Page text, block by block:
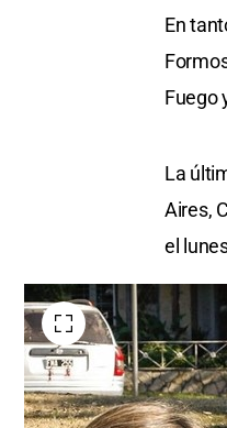
En
Fuego
La
Aires,
el